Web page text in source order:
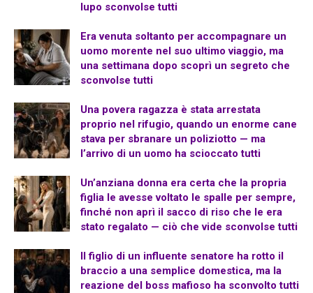
lupo sconvolse tutti
Era venuta soltanto per accompagnare un
uomo morente nel suo ultimo viaggio, ma
una settimana dopo scoprì un segreto che
sconvolse tutti
Una povera ragazza è stata arrestata
proprio nel rifugio, quando un enorme cane
stava per sbranare un poliziotto — ma
l’arrivo di un uomo ha scioccato tutti
Un’anziana donna era certa che la propria
figlia le avesse voltato le spalle per sempre,
finché non aprì il sacco di riso che le era
stato regalato — ciò che vide sconvolse tutti
Il figlio di un influente senatore ha rotto il
braccio a una semplice domestica, ma la
reazione del boss mafioso ha sconvolto tutti